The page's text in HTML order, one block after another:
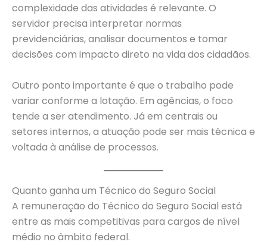
complexidade das atividades é relevante. O
servidor precisa interpretar normas
previdenciárias, analisar documentos e tomar
decisões com impacto direto na vida dos cidadãos.
Outro ponto importante é que o trabalho pode
variar conforme a lotação. Em agências, o foco
tende a ser atendimento. Já em centrais ou
setores internos, a atuação pode ser mais técnica e
voltada à análise de processos.
Quanto ganha um Técnico do Seguro Social
A remuneração do Técnico do Seguro Social está
entre as mais competitivas para cargos de nível
médio no âmbito federal.